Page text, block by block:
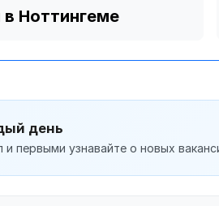
в Ноттингеме
день
первыми узнавайте о новых